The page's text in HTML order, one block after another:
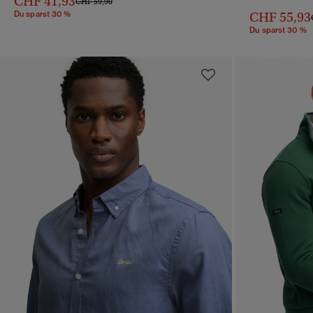
Du sparst 30 %
CHF 55,93
Du sparst 30 %